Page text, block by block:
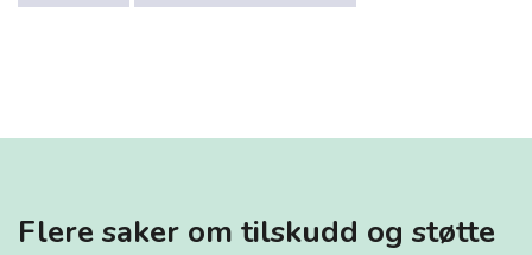
Flere saker om tilskudd og støtte